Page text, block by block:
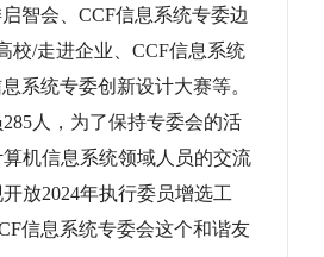
智会、 CCF信息系统专委边
校/走进企业、 CCF信息系统
系统专委创新设计大赛等。
285人，为了保持专委会的活
机信息系统领域人员的交流
放2024年执行委员增选工
信息系统专委会这个和谐友